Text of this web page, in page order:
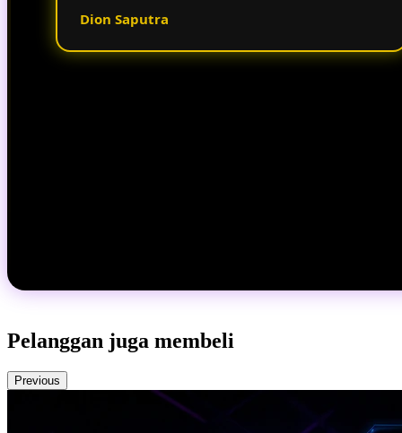
Dion Saputra
Pelanggan juga membeli
Previous